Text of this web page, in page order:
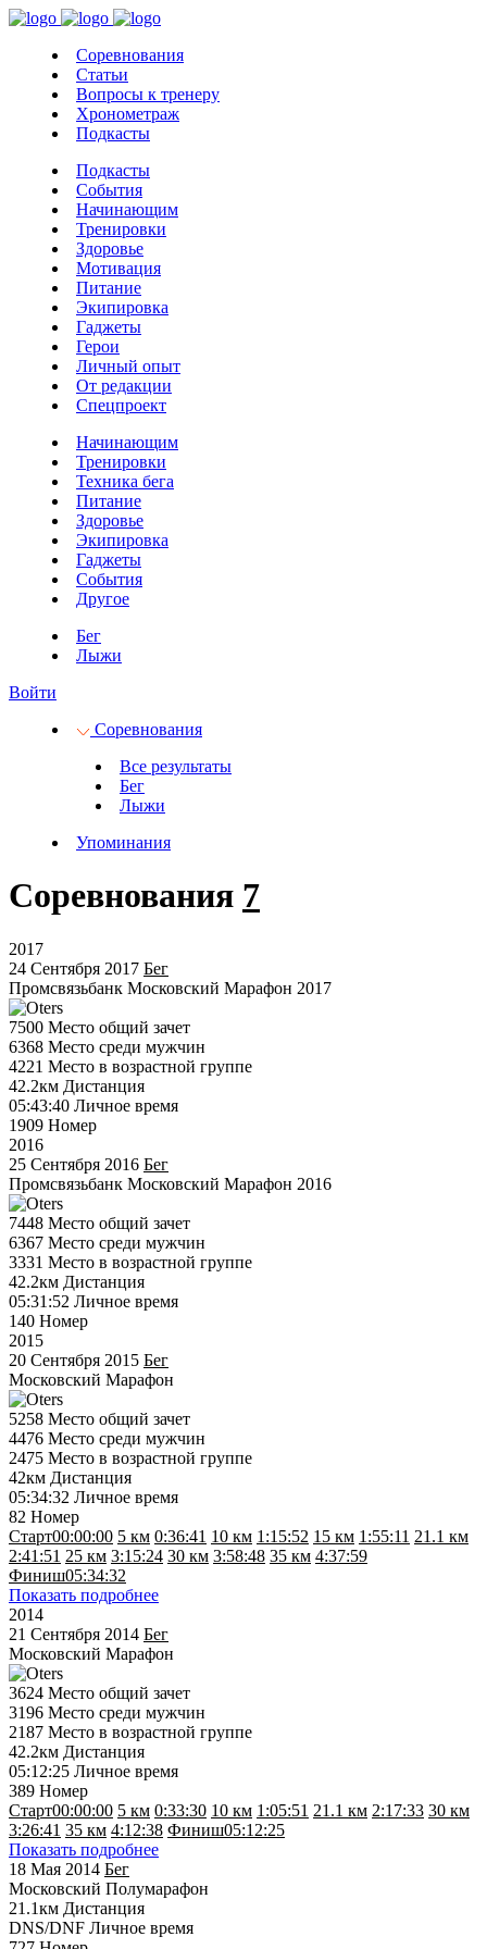
Соревнования
Статьи
Вопросы к тренеру
Хронометраж
Подкасты
Подкасты
События
Начинающим
Тренировки
Здоровье
Мотивация
Питание
Экипировка
Гаджеты
Герои
Личный опыт
От редакции
Спецпроект
Начинающим
Тренировки
Техника бега
Питание
Здоровье
Экипировка
Гаджеты
События
Другое
Бег
Лыжи
Войти
Соревнования
Все результаты
Бег
Лыжи
Упоминания
Соревнования 7
2017
24 Сентября 2017 Бег
Промсвязьбанк Московский Марафон 2017
7500 Место общий зачет
6368 Место среди мужчин
4221 Место в возрастной группе
42.2км Дистанция
05:43:40 Личное время
1909 Номер
2016
25 Сентября 2016 Бег
Промсвязьбанк Московский Марафон 2016
7448 Место общий зачет
6367 Место среди мужчин
3331 Место в возрастной группе
42.2км Дистанция
05:31:52 Личное время
140 Номер
2015
20 Сентября 2015 Бег
Московский Марафон
5258 Место общий зачет
4476 Место среди мужчин
2475 Место в возрастной группе
42км Дистанция
05:34:32 Личное время
82 Номер
Старт00:00:00 5 км 0:36:41 10 км 1:15:52 15 км 1:55:11 21.1 км
2:41:51 25 км 3:15:24 30 км 3:58:48 35 км 4:37:59
Финиш05:34:32
Показать подробнее
2014
21 Сентября 2014 Бег
Московский Марафон
3624 Место общий зачет
3196 Место среди мужчин
2187 Место в возрастной группе
42.2км Дистанция
05:12:25 Личное время
389 Номер
Старт00:00:00 5 км 0:33:30 10 км 1:05:51 21.1 км 2:17:33 30 км
3:26:41 35 км 4:12:38 Финиш05:12:25
Показать подробнее
18 Мая 2014 Бег
Московский Полумарафон
21.1км Дистанция
DNS/DNF Личное время